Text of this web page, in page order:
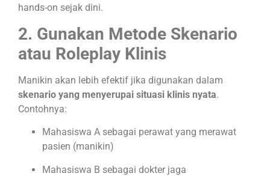
hands-on sejak dini.
2. Gunakan Metode Skenario
atau Roleplay Klinis
Manikin akan lebih efektif jika digunakan dalam
skenario yang menyerupai situasi klinis nyata.
Contohnya:
Mahasiswa A sebagai perawat yang merawat
pasien (manikin)
Mahasiswa B sebagai dokter jaga